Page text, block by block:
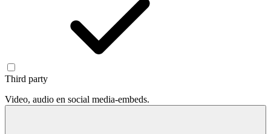
Third party
Video, audio en social media-embeds.